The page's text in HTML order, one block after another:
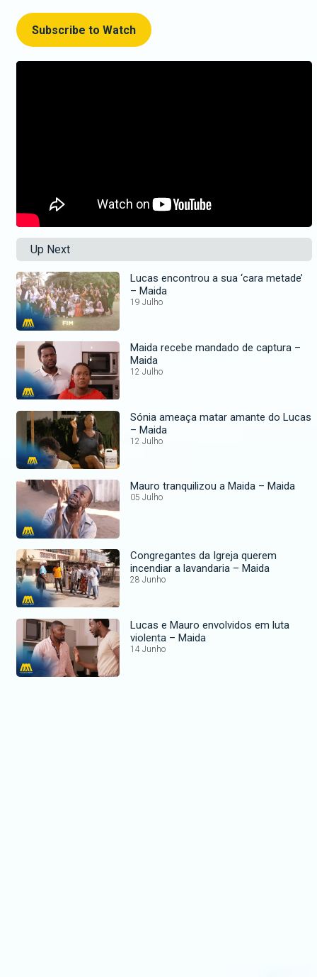
Subscribe to Watch
Up Next
Lucas encontrou a sua ‘cara metade’
– Maida
19 Julho
Maida recebe mandado de captura –
Maida
12 Julho
Sónia ameaça matar amante do Lucas
– Maida
12 Julho
Mauro tranquilizou a Maida – Maida
05 Julho
Congregantes da Igreja querem
incendiar a lavandaria – Maida
28 Junho
Lucas e Mauro envolvidos em luta
violenta – Maida
14 Junho